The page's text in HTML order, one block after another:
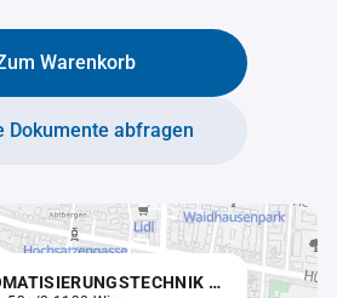
Warenkorb
Dokumente abfragen
E.A.S. AUTOMATISIERUNGSTECHNIK BERATUNGSGESELLSCHAFT M.B.H.